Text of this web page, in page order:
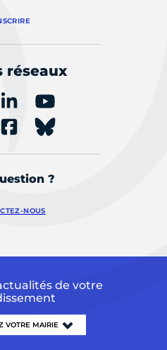
réseaux
?
NOUS
de votre